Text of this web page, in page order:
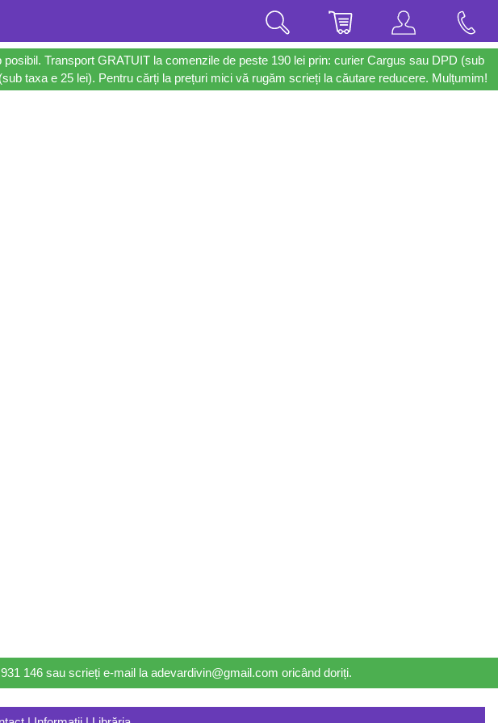
Transport GRATUIT la comenzile de peste 190 lei prin: curier Cargus sau DPD (sub
taxa e 25 lei). Pentru cărți la prețuri mici vă rugăm scrieți la căutare reducere. Mulțumim!
146 sau scrieți e-mail la adevardivin@gmail.com oricând doriți.